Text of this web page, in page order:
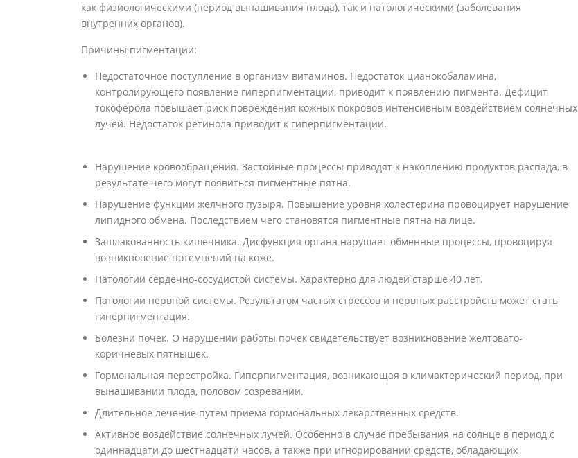
как физиологическими (период вынашивания плода), так и патологическими (заболевания
внутренних органов).
Причины пигментации:
Недостаточное поступление в организм витаминов. Недостаток цианокобаламина,
контролирующего появление гиперпигментации, приводит к появлению пигмента. Дефицит
токоферола повышает риск повреждения кожных покровов интенсивным воздействием солнечных
лучей. Недостаток ретинола приводит к гиперпигментации.
Нарушение кровообращения. Застойные процессы приводят к накоплению продуктов распада, в
результате чего могут появиться пигментные пятна.
Нарушение функции желчного пузыря. Повышение уровня холестерина провоцирует нарушение
липидного обмена. Последствием чего становятся пигментные пятна на лице.
Зашлакованность кишечника. Дисфункция органа нарушает обменные процессы, провоцируя
возникновение потемнений на коже.
Патологии сердечно-сосудистой системы. Характерно для людей старше 40 лет.
Патологии нервной системы. Результатом частых стрессов и нервных расстройств может стать
гиперпигментация.
Болезни почек. О нарушении работы почек свидетельствует возникновение желтовато-
коричневых пятнышек.
Гормональная перестройка. Гиперпигментация, возникающая в климактерический период, при
вынашивании плода, половом созревании.
Длительное лечение путем приема гормональных лекарственных средств.
Активное воздействие солнечных лучей. Особенно в случае пребывания на солнце в период с
одиннадцати до шестнадцати часов, а также при игнорировании средств, обладающих